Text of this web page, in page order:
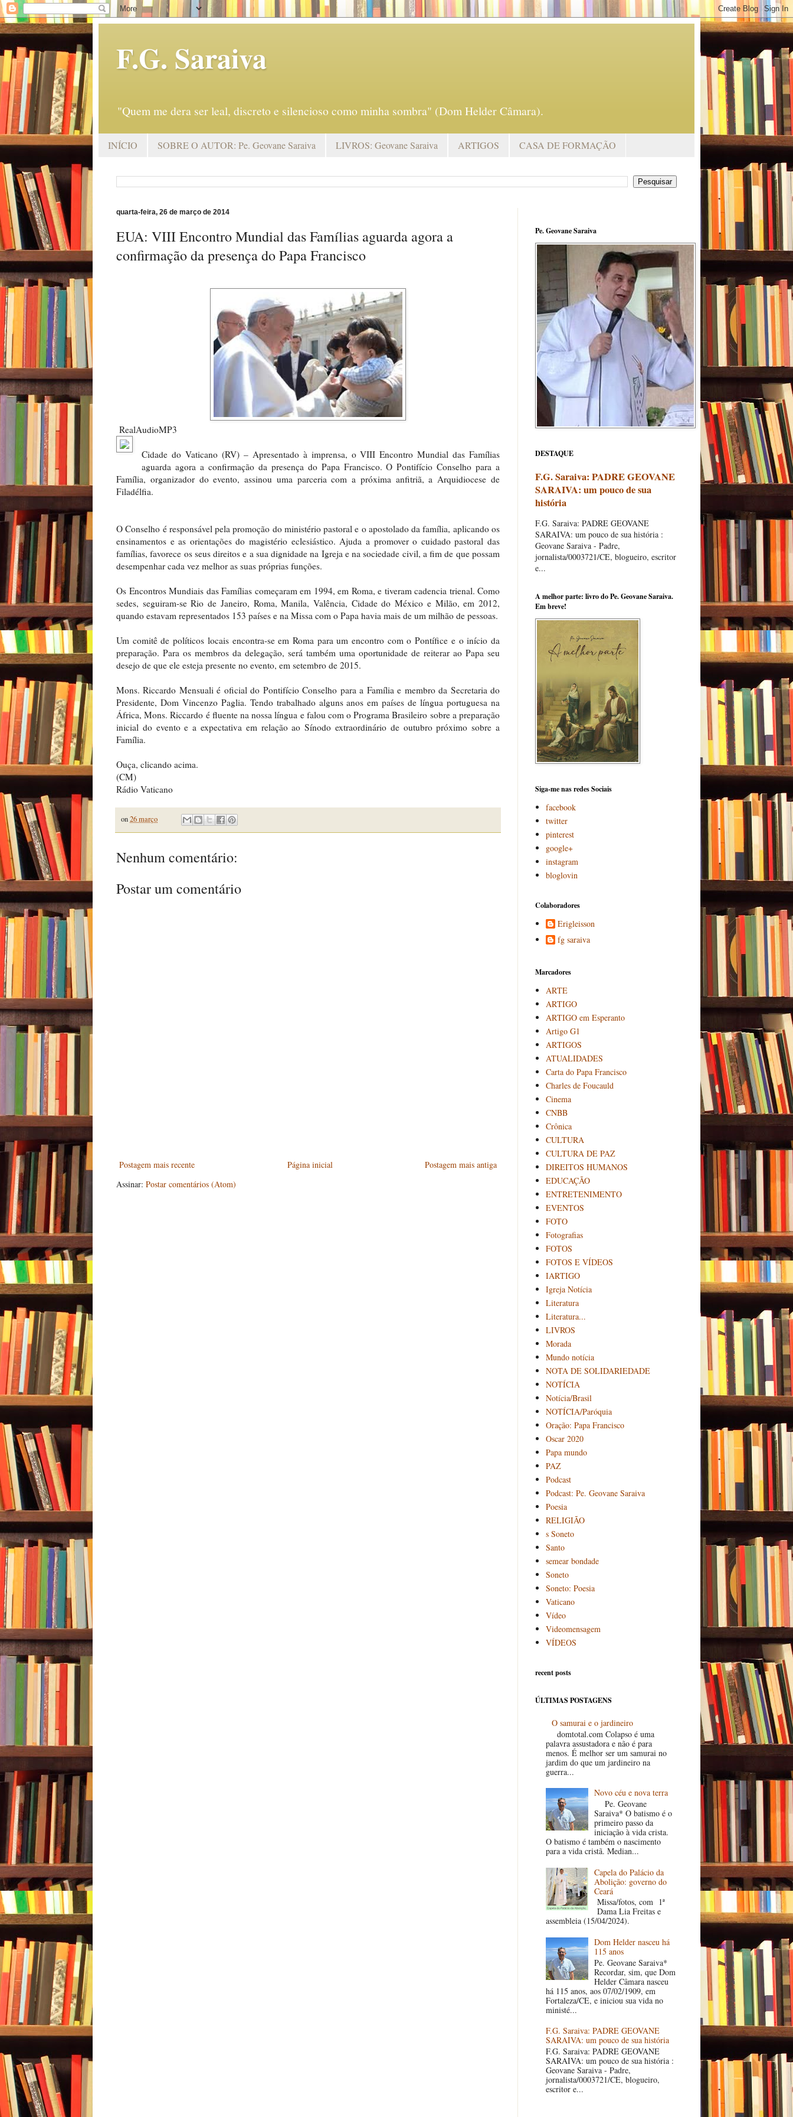
F.G. Saraiva
"Quem me dera ser leal, discreto e silencioso como minha sombra" (Dom Helder Câmara).
INÍCIO SOBRE O AUTOR: Pe. Geovane Saraiva LIVROS: Geovane Saraiva ARTIGOS CASA DE FORMAÇÃO
quarta-feira, 26 de março de 2014
EUA: VIII Encontro Mundial das Famílias aguarda agora a
confirmação da presença do Papa Francisco
RealAudioMP3
Cidade do Vaticano (RV) – Apresentado à imprensa, o VIII Encontro Mundial das Famílias
aguarda agora a confirmação da presença do Papa Francisco. O Pontifício Conselho para a
Família, organizador do evento, assinou uma parceria com a próxima anfitriã, a Arquidiocese de
Filadélfia.
O Conselho é responsável pela promoção do ministério pastoral e o apostolado da família, aplicando os
ensinamentos e as orientações do magistério eclesiástico. Ajuda a promover o cuidado pastoral das
famílias, favorece os seus direitos e a sua dignidade na Igreja e na sociedade civil, a fim de que possam
desempenhar cada vez melhor as suas próprias funções.
Os Encontros Mundiais das Famílias começaram em 1994, em Roma, e tiveram cadencia trienal. Como
sedes, seguiram-se Rio de Janeiro, Roma, Manila, Valência, Cidade do México e Milão, em 2012,
quando estavam representados 153 países e na Missa com o Papa havia mais de um milhão de pessoas.
Um comitê de políticos locais encontra-se em Roma para um encontro com o Pontífice e o início da
preparação. Para os membros da delegação, será também uma oportunidade de reiterar ao Papa seu
desejo de que ele esteja presente no evento, em setembro de 2015.
Mons. Riccardo Mensuali é oficial do Pontifício Conselho para a Família e membro da Secretaria do
Presidente, Dom Vincenzo Paglia. Tendo trabalhado alguns anos em países de língua portuguesa na
África, Mons. Riccardo é fluente na nossa língua e falou com o Programa Brasileiro sobre a preparação
inicial do evento e a expectativa em relação ao Sínodo extraordinário de outubro próximo sobre a
Família.
Ouça, clicando acima.
(CM)
Rádio Vaticano
on26 março
Nenhum comentário:
Postar um comentário
Postagem mais recente Postagem mais antiga
Página inicial
Assinar: Postar comentários (Atom)
Pe. Geovane Saraiva
DESTAQUE
F.G. Saraiva: PADRE GEOVANE
SARAIVA: um pouco de sua
história
F.G. Saraiva: PADRE GEOVANE
SARAIVA: um pouco de sua história :
Geovane Saraiva - Padre,
jornalista/0003721/CE, blogueiro, escritor
e...
A melhor parte: livro do Pe. Geovane Saraiva.
Em breve!
Siga-me nas redes Sociais
facebook
twitter
pinterest
google+
instagram
bloglovin
Colaboradores
Erigleisson
fg saraiva
Marcadores
ARTE
ARTIGO
ARTIGO em Esperanto
Artigo G1
ARTIGOS
ATUALIDADES
Carta do Papa Francisco
Charles de Foucauld
Cinema
CNBB
Crônica
CULTURA
CULTURA DE PAZ
DIREITOS HUMANOS
EDUCAÇÃO
ENTRETENIMENTO
EVENTOS
FOTO
Fotografias
FOTOS
FOTOS E VÍDEOS
IARTIGO
Igreja Notícia
Literatura
Literatura...
LIVROS
Morada
Mundo notícia
NOTA DE SOLIDARIEDADE
NOTÍCIA
Notícia/Brasil
NOTÍCIA/Paróquia
Oração: Papa Francisco
Oscar 2020
Papa mundo
PAZ
Podcast
Podcast: Pe. Geovane Saraiva
Poesia
RELIGIÃO
s Soneto
Santo
semear bondade
Soneto
Soneto: Poesia
Vaticano
Vídeo
Videomensagem
VÍDEOS
recent posts
ÚLTIMAS POSTAGENS
O samurai e o jardineiro
domtotal.com Colapso é uma
palavra assustadora e não é para
menos. É melhor ser um samurai no
jardim do que um jardineiro na
guerra...
Novo céu e nova terra
Pe. Geovane
Saraiva* O batismo é o
primeiro passo da
iniciação à vida crista.
O batismo é também o nascimento
para a vida cristã. Median...
Capela do Palácio da
Abolição: governo do
Ceará
Missa/fotos, com 1ª
Dama Lia Freitas e
assembleia (15/04/2024).
Dom Helder nasceu há
115 anos
Pe. Geovane Saraiva*
Recordar, sim, que Dom
Helder Câmara nasceu
há 115 anos, aos 07/02/1909, em
Fortaleza/CE, e iniciou sua vida no
ministé...
F.G. Saraiva: PADRE GEOVANE
SARAIVA: um pouco de sua história
F.G. Saraiva: PADRE GEOVANE
SARAIVA: um pouco de sua história :
Geovane Saraiva - Padre,
jornalista/0003721/CE, blogueiro,
escritor e...